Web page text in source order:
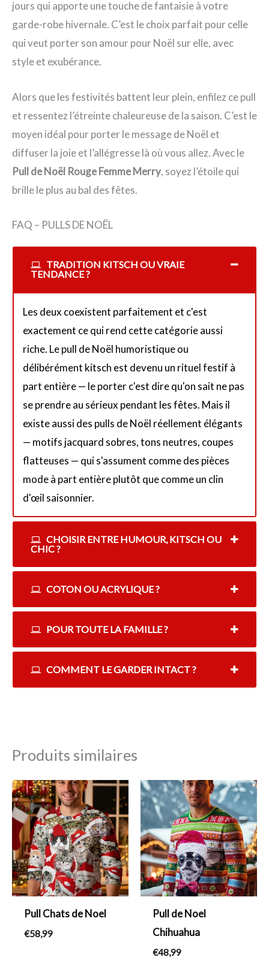
jours qui apporte une touche de fantaisie à votre
garde-robe hivernale. C’est le choix parfait pour celle
qui veut porter son amour pour Noël sur elle, avec
style et exubérance.
Alors que les festivités battent leur plein, enfilez ce pull
et ressentez l’étreinte chaleureuse de la saison. C’est le
moyen idéal pour porter le message de Noël et
diffuser la joie et l’allégresse là où vous allez. Avec le
Pull de Noël Rouge Femme Merry, soyez l’étoile qui
brille le plus au bal des fêtes.
FAQ – PULLS DE NOËL
TRADITION KITSCH OU VRAIE
TENDANCE ?
Les deux coexistent parfaitement et c'est
exactement ce qui rend cette catégorie aussi
riche. Le pull de Noël humoristique ou
délibérément kitsch est devenu un rituel festif à
part entière — le porter c'est dire qu'on sait ne pas
se prendre au sérieux pendant les fêtes. Mais il
existe aussi des pulls de Noël réellement élégants
— motifs jacquard sobres, tons neutres, coupes
flatteuses — qui s'assument comme des pièces
mode à part entière plutôt que comme un clin
d'œil saisonnier.
CHOISIR ENTRE HUMOUR, KITSCH OU
CHIC ?
COTON OU ACRYLIQUE ?
POUR TOUTE LA FAMILLE ?
COMMENT LE GARDER INTACT ?
Produits similaires
Pull Chats de Noel
€58,99
Pull de Noel
Chihuahua
€48,99